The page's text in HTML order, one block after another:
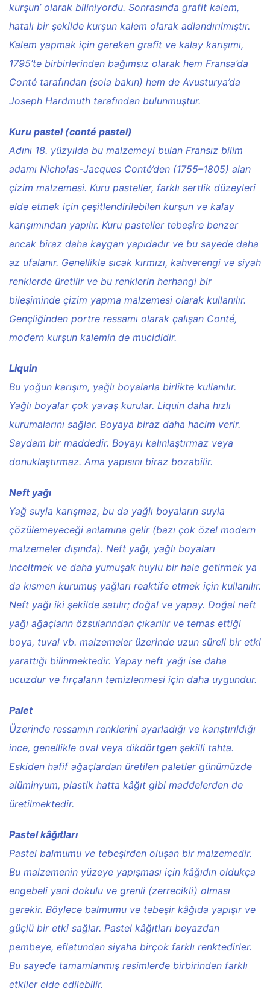
kurşun’ olarak biliniyordu. Sonrasında grafit kalem,
hatalı bir şekilde kurşun kalem olarak adlandırılmıştır.
Kalem yapmak için gereken grafit ve kalay karışımı,
1795’te birbirlerinden bağımsız olarak hem Fransa’da
Conté tarafından (sola bakın) hem de Avusturya’da
Joseph Hardmuth tarafından bulunmuştur.
Kuru pastel (conté pastel)
Adını 18. yüzyılda bu malzemeyi bulan Fransız bilim
adamı Nicholas-Jacques Conté’den (1755–1805) alan
çizim malzemesi. Kuru pasteller, farklı sertlik düzeyleri
elde etmek için çeşitlendirilebilen kurşun ve kalay
karışımından yapılır. Kuru pasteller tebeşire benzer
ancak biraz daha kaygan yapıdadır ve bu sayede daha
az ufalanır. Genellikle sıcak kırmızı, kahverengi ve siyah
renklerde üretilir ve bu renklerin herhangi bir
bileşiminde çizim yapma malzemesi olarak kullanılır.
Gençliğinden portre ressamı olarak çalışan Conté,
modern kurşun kalemin de mucididir.
Liquin
Bu yoğun karışım, yağlı boyalarla birlikte kullanılır.
Yağlı boyalar çok yavaş kurular. Liquin daha hızlı
kurumalarını sağlar. Boyaya biraz daha hacim verir.
Saydam bir maddedir. Boyayı kalınlaştırmaz veya
donuklaştırmaz. Ama yapısını biraz bozabilir.
Neft yağı
Yağ suyla karışmaz, bu da yağlı boyaların suyla
çözülemeyeceği anlamına gelir (bazı çok özel modern
malzemeler dışında). Neft yağı, yağlı boyaları
inceltmek ve daha yumuşak huylu bir hale getirmek ya
da kısmen kurumuş yağları reaktife etmek için kullanılır.
Neft yağı iki şekilde satılır; doğal ve yapay. Doğal neft
yağı ağaçların özsularından çıkarılır ve temas ettiği
boya, tuval vb. malzemeler üzerinde uzun süreli bir etki
yarattığı bilinmektedir. Yapay neft yağı ise daha
ucuzdur ve fırçaların temizlenmesi için daha uygundur.
Palet
Üzerinde ressamın renklerini ayarladığı ve karıştırıldığı
ince, genellikle oval veya dikdörtgen şekilli tahta.
Eskiden hafif ağaçlardan üretilen paletler günümüzde
alüminyum, plastik hatta kâğıt gibi maddelerden de
üretilmektedir.
Pastel kâğıtları
Pastel balmumu ve tebeşirden oluşan bir malzemedir.
Bu malzemenin yüzeye yapışması için kâğıdın oldukça
engebeli yani dokulu ve grenli (zerrecikli) olması
gerekir. Böylece balmumu ve tebeşir kâğıda yapışır ve
güçlü bir etki sağlar. Pastel kâğıtları beyazdan
pembeye, eflatundan siyaha birçok farklı renktedirler.
Bu sayede tamamlanmış resimlerde birbirinden farklı
etkiler elde edilebilir.